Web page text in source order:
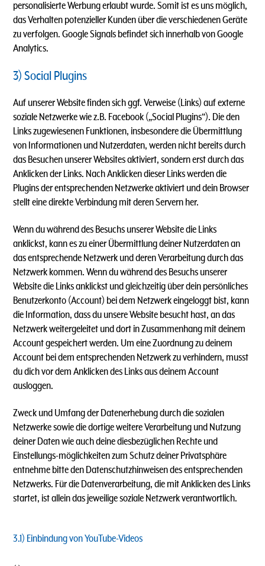
personalisierte Werbung erlaubt wurde. Somit ist es uns möglich,
das Verhalten potenzieller Kunden über die verschiedenen Geräte
zu verfolgen. Google Signals befindet sich innerhalb von Google
Analytics.
3) Social Plugins
Auf unserer Website finden sich ggf. Verweise (Links) auf externe
soziale Netzwerke wie z.B. Facebook („Social Plugins“). Die den
Links zugewiesenen Funktionen, insbesondere die Übermittlung
von Informationen und Nutzerdaten, werden nicht bereits durch
das Besuchen unserer Websites aktiviert, sondern erst durch das
Anklicken der Links. Nach Anklicken dieser Links werden die
Plugins der entsprechenden Netzwerke aktiviert und dein Browser
stellt eine direkte Verbindung mit deren Servern her.
Wenn du während des Besuchs unserer Website die Links
anklickst, kann es zu einer Übermittlung deiner Nutzerdaten an
das entsprechende Netzwerk und deren Verarbeitung durch das
Netzwerk kommen. Wenn du während des Besuchs unserer
Website die Links anklickst und gleichzeitig über dein persönliches
Benutzerkonto (Account) bei dem Netzwerk eingeloggt bist, kann
die Information, dass du unsere Website besucht hast, an das
Netzwerk weitergeleitet und dort in Zusammenhang mit deinem
Account gespeichert werden. Um eine Zuordnung zu deinem
Account bei dem entsprechenden Netzwerk zu verhindern, musst
du dich vor dem Anklicken des Links aus deinem Account
ausloggen.
Zweck und Umfang der Datenerhebung durch die sozialen
Netzwerke sowie die dortige weitere Verarbeitung und Nutzung
deiner Daten wie auch deine diesbezüglichen Rechte und
Einstellungs-möglichkeiten zum Schutz deiner Privatsphäre
entnehme bitte den Datenschutzhinweisen des entsprechenden
Netzwerks. Für die Datenverarbeitung, die mit Anklicken des Links
startet, ist allein das jeweilige soziale Netzwerk verantwortlich.
3.1) Einbindung von YouTube-Videos